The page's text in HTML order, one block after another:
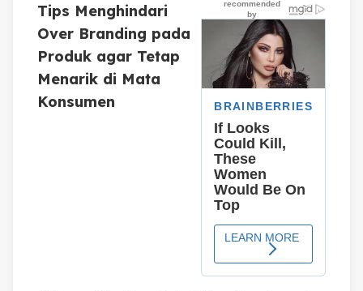
Tips Menghindari
Over Branding pada
Produk agar Tetap
Menarik di Mata
Konsumen